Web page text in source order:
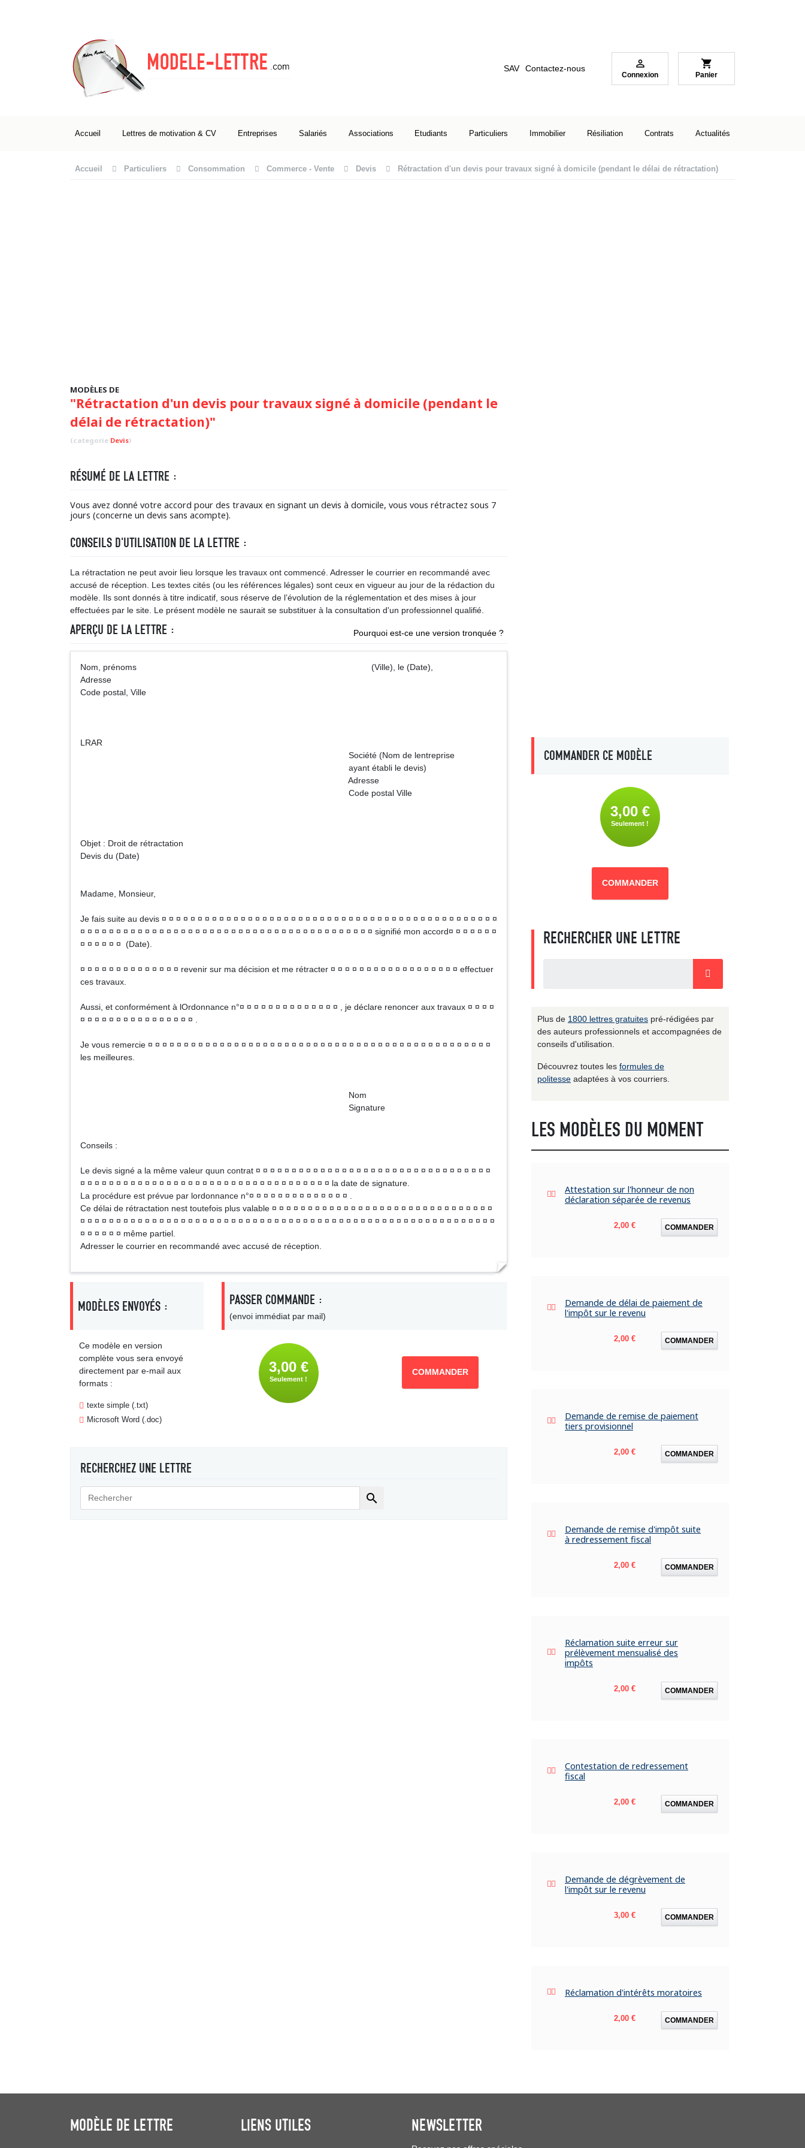
SAV Contactez-nous 
Connexion
shopping_cart
Panier
Accueil Lettres de motivation & CV Entreprises Salariés Associations Etudiants Particuliers Immobilier Résiliation Contrats Actualités
Accueil Particuliers Consommation Commerce - Vente Devis Rétractation d'un devis pour travaux signé à domicile (pendant le délai de rétractation)
MODÈLES DE
"Rétractation d'un devis pour travaux signé à domicile (pendant le
délai de rétractation)"
(categorie Devis)
RÉSUMÉ DE LA LETTRE :
Vous avez donné votre accord pour des travaux en signant un devis à domicile, vous vous rétractez sous 7
jours (concerne un devis sans acompte).
CONSEILS D'UTILISATION DE LA LETTRE :
La rétractation ne peut avoir lieu lorsque les travaux ont commencé. Adresser le courrier en recommandé avec
accusé de réception. Les textes cités (ou les références légales) sont ceux en vigueur au jour de la rédaction du
modèle. Ils sont donnés à titre indicatif, sous réserve de l’évolution de la réglementation et des mises à jour
effectuées par le site. Le présent modèle ne saurait se substituer à la consultation d'un professionnel qualifié.
APERÇU DE LA LETTRE : Pourquoi est-ce une version tronquée ?
Nom, prénoms (Ville), le (Date),
Adresse
Code postal, Ville
LRAR
Société (Nom de lentreprise
ayant établi le devis)
Adresse
Code postal Ville
Objet : Droit de rétractation
Devis du (Date)
Madame, Monsieur,
Je fais suite au devis ¤ ¤ ¤ ¤ ¤ ¤ ¤ ¤ ¤ ¤ ¤ ¤ ¤ ¤ ¤ ¤ ¤ ¤ ¤ ¤ ¤ ¤ ¤ ¤ ¤ ¤ ¤ ¤ ¤ ¤ ¤ ¤ ¤ ¤ ¤ ¤ ¤ ¤ ¤ ¤ ¤ ¤ ¤ ¤ ¤ ¤ ¤
¤ ¤ ¤ ¤ ¤ ¤ ¤ ¤ ¤ ¤ ¤ ¤ ¤ ¤ ¤ ¤ ¤ ¤ ¤ ¤ ¤ ¤ ¤ ¤ ¤ ¤ ¤ ¤ ¤ ¤ ¤ ¤ ¤ ¤ ¤ ¤ ¤ ¤ ¤ ¤ ¤ signifié mon accord¤ ¤ ¤ ¤ ¤ ¤ ¤
¤ ¤ ¤ ¤ ¤ ¤ (Date).
¤ ¤ ¤ ¤ ¤ ¤ ¤ ¤ ¤ ¤ ¤ ¤ ¤ ¤ revenir sur ma décision et me rétracter ¤ ¤ ¤ ¤ ¤ ¤ ¤ ¤ ¤ ¤ ¤ ¤ ¤ ¤ ¤ ¤ ¤ ¤ effectuer
ces travaux.
Aussi, et conformément à lOrdonnance n°¤ ¤ ¤ ¤ ¤ ¤ ¤ ¤ ¤ ¤ ¤ ¤ ¤ ¤ , je déclare renoncer aux travaux ¤ ¤ ¤ ¤
¤ ¤ ¤ ¤ ¤ ¤ ¤ ¤ ¤ ¤ ¤ ¤ ¤ ¤ ¤ ¤ .
Je vous remercie ¤ ¤ ¤ ¤ ¤ ¤ ¤ ¤ ¤ ¤ ¤ ¤ ¤ ¤ ¤ ¤ ¤ ¤ ¤ ¤ ¤ ¤ ¤ ¤ ¤ ¤ ¤ ¤ ¤ ¤ ¤ ¤ ¤ ¤ ¤ ¤ ¤ ¤ ¤ ¤ ¤ ¤ ¤ ¤ ¤ ¤ ¤ ¤
les meilleures.
Nom
Signature
Conseils :
Le devis signé a la même valeur quun contrat ¤ ¤ ¤ ¤ ¤ ¤ ¤ ¤ ¤ ¤ ¤ ¤ ¤ ¤ ¤ ¤ ¤ ¤ ¤ ¤ ¤ ¤ ¤ ¤ ¤ ¤ ¤ ¤ ¤ ¤ ¤ ¤ ¤
¤ ¤ ¤ ¤ ¤ ¤ ¤ ¤ ¤ ¤ ¤ ¤ ¤ ¤ ¤ ¤ ¤ ¤ ¤ ¤ ¤ ¤ ¤ ¤ ¤ ¤ ¤ ¤ ¤ ¤ ¤ ¤ ¤ ¤ ¤ la date de signature.
La procédure est prévue par lordonnance n°¤ ¤ ¤ ¤ ¤ ¤ ¤ ¤ ¤ ¤ ¤ ¤ ¤ ¤ .
Ce délai de rétractation nest toutefois plus valable ¤ ¤ ¤ ¤ ¤ ¤ ¤ ¤ ¤ ¤ ¤ ¤ ¤ ¤ ¤ ¤ ¤ ¤ ¤ ¤ ¤ ¤ ¤ ¤ ¤ ¤ ¤ ¤ ¤ ¤ ¤
¤ ¤ ¤ ¤ ¤ ¤ ¤ ¤ ¤ ¤ ¤ ¤ ¤ ¤ ¤ ¤ ¤ ¤ ¤ ¤ ¤ ¤ ¤ ¤ ¤ ¤ ¤ ¤ ¤ ¤ ¤ ¤ ¤ ¤ ¤ ¤ ¤ ¤ ¤ ¤ ¤ ¤ ¤ ¤ ¤ ¤ ¤ ¤ ¤ ¤ ¤ ¤ ¤ ¤ ¤ ¤ ¤ ¤
¤ ¤ ¤ ¤ ¤ ¤ même partiel.
Adresser le courrier en recommandé avec accusé de réception.
MODÈLES ENVOYÉS :
Ce modèle en version
complète vous sera envoyé
directement par e-mail aux
formats :
texte simple (.txt)
Microsoft Word (.doc)
PASSER COMMANDE :
(envoi immédiat par mail)
3,00 €
Seulement !
COMMANDER
RECHERCHEZ UNE LETTRE

COMMANDER CE MODÈLE
3,00 €
Seulement !
COMMANDER
RECHERCHER UNE LETTRE
Plus de 1800 lettres gratuites pré-rédigées par
des auteurs professionnels et accompagnées de
conseils d'utilisation.
Découvrez toutes les formules de
politesse adaptées à vos courriers.
LES MODÈLES DU MOMENT
Attestation sur l'honneur de non
déclaration séparée de revenus
Prix
2,00 € COMMANDER
Demande de délai de paiement de
l'impôt sur le revenu
Prix
2,00 € COMMANDER
Demande de remise de paiement
tiers provisionnel
Prix
2,00 € COMMANDER
Demande de remise d'impôt suite
à redressement fiscal
Prix
2,00 € COMMANDER
Réclamation suite erreur sur
prélèvement mensualisé des
impôts
Prix
2,00 € COMMANDER
Contestation de redressement
fiscal
Prix
2,00 € COMMANDER
Demande de dégrèvement de
l'impôt sur le revenu
Prix
3,00 € COMMANDER
Réclamation d'intérêts moratoires
Prix
2,00 € COMMANDER
MODÈLE DE LETTRE LIENS UTILES NEWSLETTER